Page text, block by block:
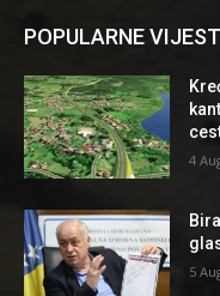
POPULARNE
4
5